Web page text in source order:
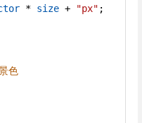
* size + "px" ;
色